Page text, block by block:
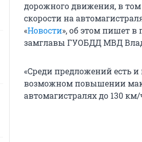
дорожного движения, в
скорости на
«Новости», об этом пишет в
замглавы ГУОБДД МВД
«Среди предложений есть
возможном повышении
автомагистралях до 130